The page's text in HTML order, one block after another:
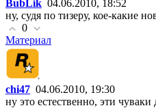
BubLik 04.06.2010, 18:52
ну, судя по тизеру, кое-какие
0
Материал
chi47 04.06.2010, 19:30
ну это естественно, эти